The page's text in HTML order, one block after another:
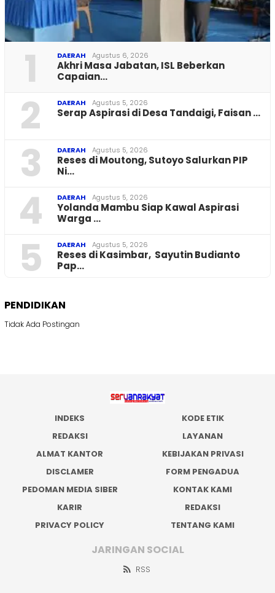
1 DAERAH Agustus 6, 2026
Akhri Masa Jabatan, ISL Beberkan
Capaian…
2 DAERAH Agustus 5, 2026
Serap Aspirasi di Desa Tandaigi, Faisan …
3 DAERAH Agustus 5, 2026
Reses di Moutong, Sutoyo Salurkan PIP
Ni…
4 DAERAH Agustus 5, 2026
Yolanda Mambu Siap Kawal Aspirasi
Warga …
5 DAERAH Agustus 5, 2026
Reses di Kasimbar, Sayutin Budianto
Pap…
PENDIDIKAN
Tidak Ada Postingan
INDEKS
KODE ETIK
REDAKSI
LAYANAN
ALMAT KANTOR
KEBIJAKAN PRIVASI
DISCLAMER
FORM PENGADUA
PEDOMAN MEDIA SIBER
KONTAK KAMI
KARIR
REDAKSI
PRIVACY POLICY
TENTANG KAMI
JARINGAN SOCIAL
RSS